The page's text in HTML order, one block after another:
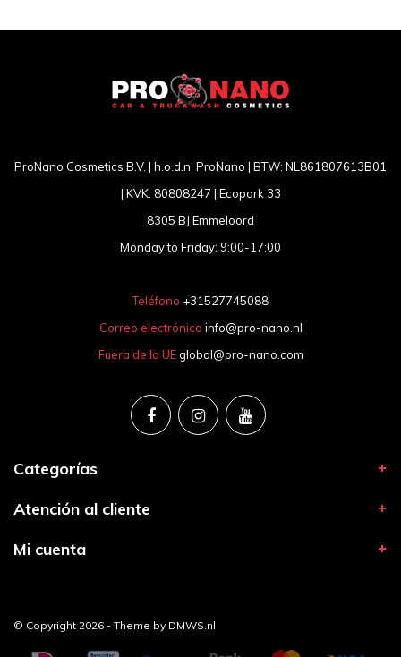
ProNano Cosmetics B.V. | h.o.d.n. ProNano | BTW: NL861807613B01
| KVK: 80808247 | Ecopark 33
8305 BJ Emmeloord
Monday to Friday: 9:00-17:00
Teléfono +31527745088
Correo electrónico info@pro-nano.nl
Fuera de la UE global@pro-nano.com
Categorías
Atención al cliente
Mi cuenta
© Copyright 2026 - Theme by DMWS.nl